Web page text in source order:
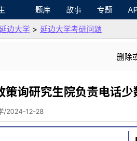
题库 故事 专题
边大学 > 延边大学考研问题
删除
策询研究生院负责电话
/2024-12-28